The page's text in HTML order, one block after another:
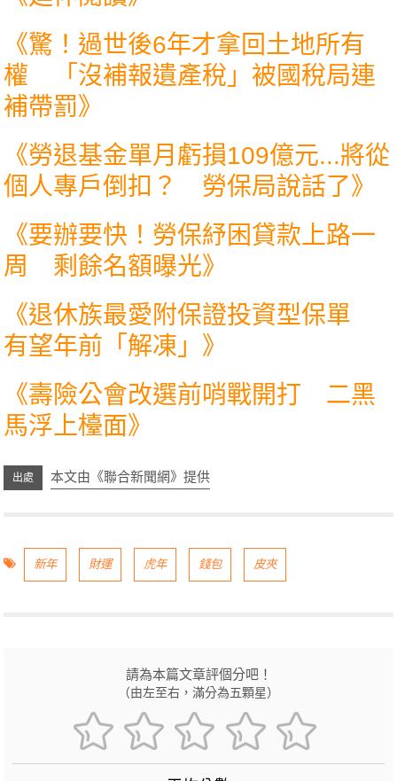
《驚！過世後6年才拿回土地所有
權 「沒補報遺產稅」被國稅局連
補帶罰》
《勞退基金單月虧損109億元...將從
個人專戶倒扣？ 勞保局說話了》
《要辦要快！勞保紓困貸款上路一
周 剩餘名額曝光》
《退休族最愛附保證投資型保單
有望年前「解凍」 》
《壽險公會改選前哨戰開打 二黑
馬浮上檯面》
本文由《聯合新聞網》提供
新年 財運 虎年 錢包 皮夾
請為本篇文章評個分吧！
（由左至右，滿分為五顆星）